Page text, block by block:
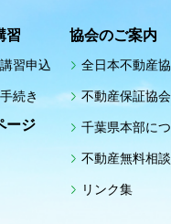
習
習申込
続き
ージ
協会のご案内
全日本不動産
不動産保証協
千葉県本部に
不動産無料相談
リンク集